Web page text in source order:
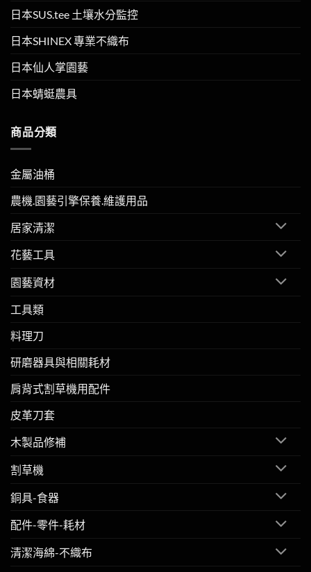
日本SUS.tee 土壤水分監控
日本SHINEX 專業不織布
日本仙人掌園藝
日本蜻蜓農具
商品分類
金屬油桶
農機.園藝引擎保養.維護用品
居家清潔
花藝工具
園藝資材
工具類
料理刀
研磨器具與相關耗材
肩背式割草機用配件
皮革刀套
木製品修補
割草機
銅具-食器
配件-零件-耗材
清潔海綿-不織布